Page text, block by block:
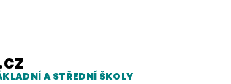
A STŘEDNÍ ŠKOLY